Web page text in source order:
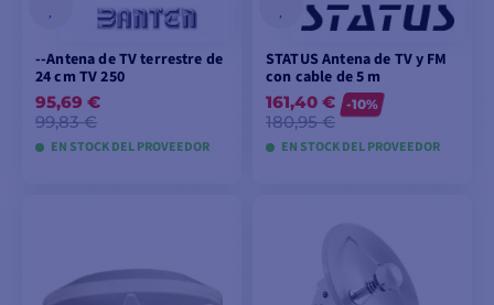
--Antena de TV terrestre de
24 cm TV 250
95,69 €
99,83 €
EN STOCK DEL PROVEEDOR
STATUS Antena de TV y FM
con cable de 5 m
161,40 €
180,95 €
-10%
EN STOCK DEL PROVEEDOR